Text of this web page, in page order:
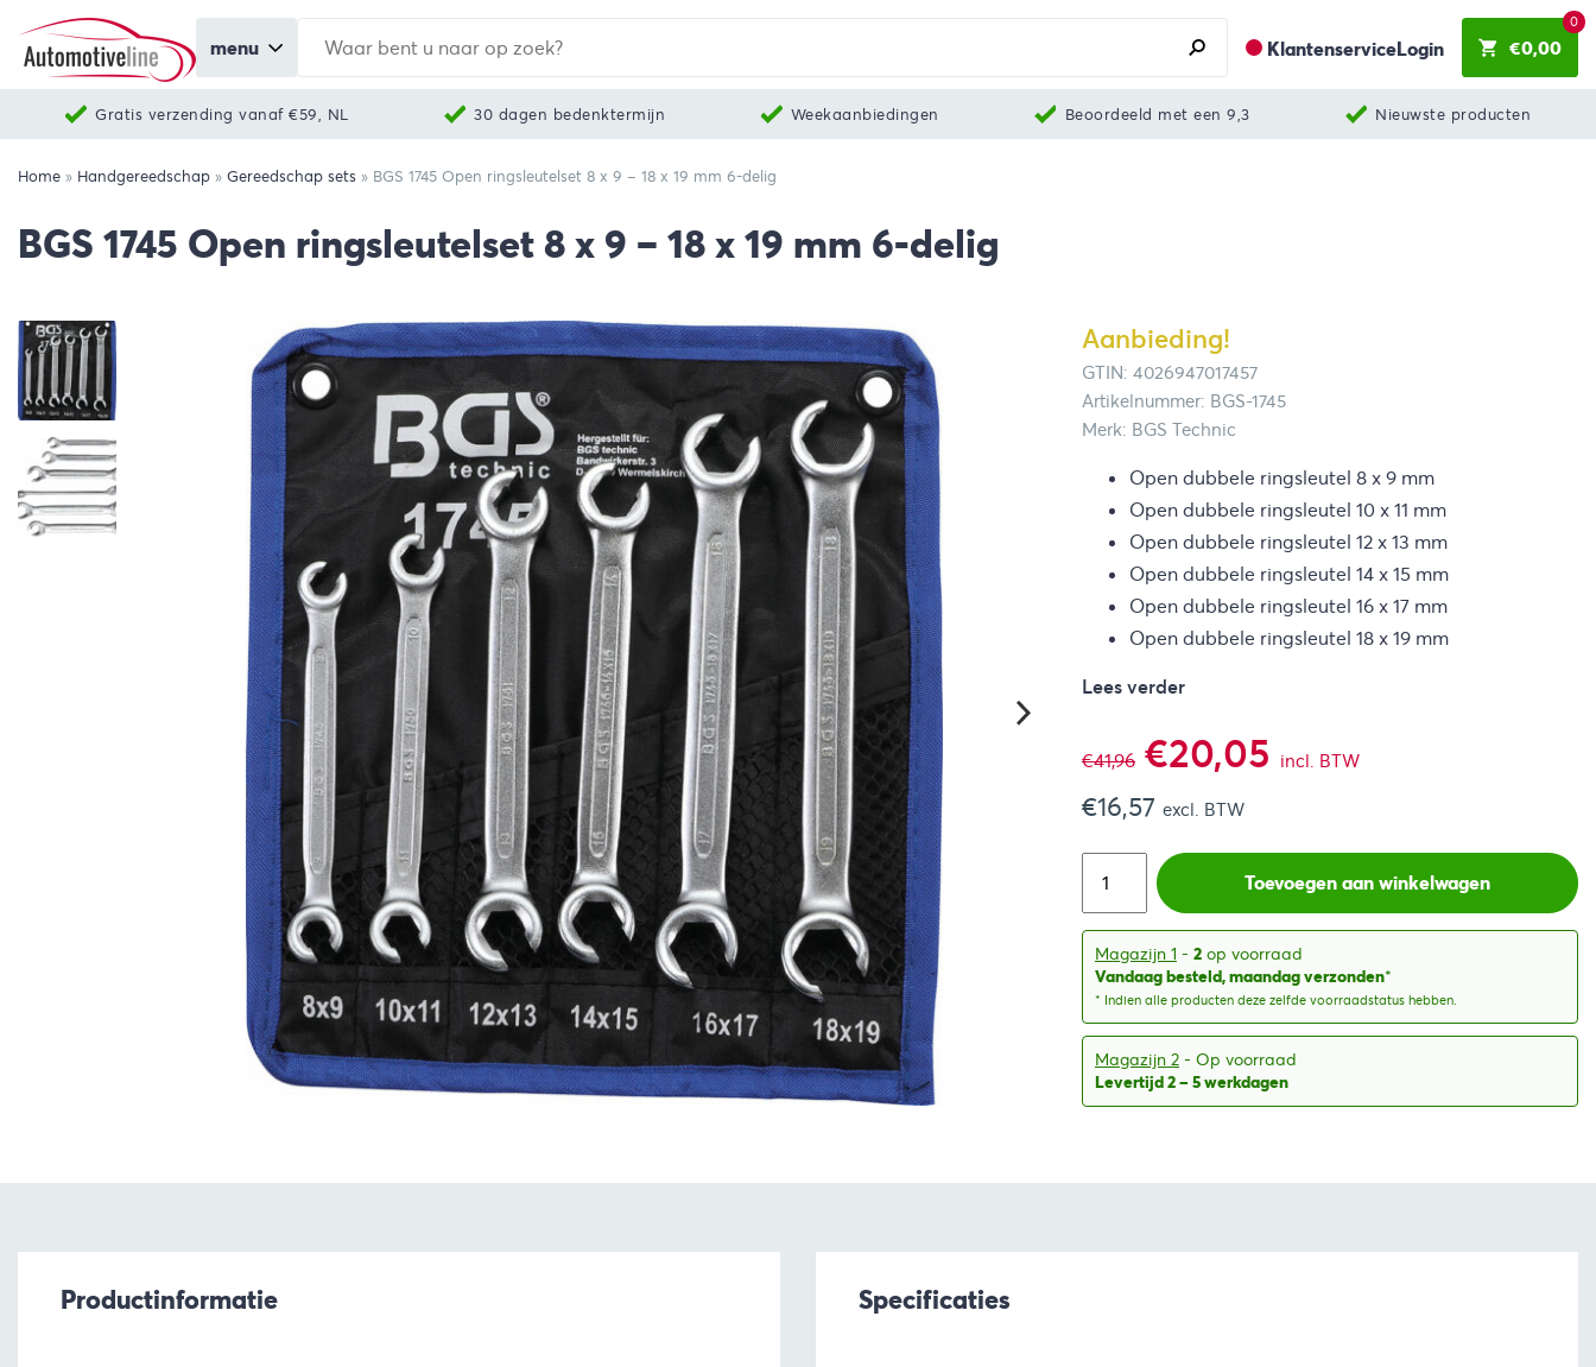
menu KlantenserviceLogin €0,00
0
Gratis verzending vanaf €59, NL 30 dagen bedenktermijn Weekaanbiedingen Beoordeeld met een 9,3 Nieuwste producten
Home » Handgereedschap » Gereedschap sets » BGS 1745 Open ringsleutelset 8 x 9 – 18 x 19 mm 6-delig
BGS 1745 Open ringsleutelset 8 x 9 – 18 x 19 mm 6-delig
Aanbieding!
GTIN: 4026947017457
Artikelnummer: BGS-1745
Merk: BGS Technic
Open dubbele ringsleutel 8 x 9 mm
Open dubbele ringsleutel 10 x 11 mm
Open dubbele ringsleutel 12 x 13 mm
Open dubbele ringsleutel 14 x 15 mm
Open dubbele ringsleutel 16 x 17 mm
Open dubbele ringsleutel 18 x 19 mm
Lees verder
€41,96 Oorspronkelijke
prijs
was:
€41,96.
€20,05 Huidige
is:
€20,05.
incl. BTW
€16,57 excl. BTW
Toevoegen aan winkelwagen
Magazijn 1 - 2 op voorraad
Vandaag besteld, maandag verzonden*
* Indien alle producten deze zelfde voorraadstatus hebben.
Magazijn 2 - Op voorraad
Levertijd 2 – 5 werkdagen
Productinformatie Specificaties